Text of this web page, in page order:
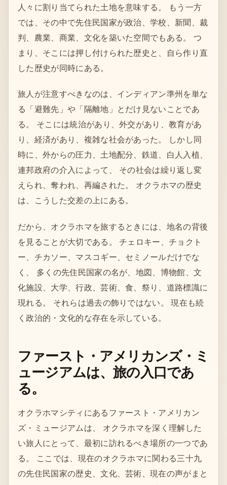
人々に割り当てられた土地を意味する。 もう一方
では、その中で先住民国家が政治、学校、新聞、裁
判、農業、商業、文化を築いた空間でもある。 つ
まり、そこには押し付けられた歴史と、自ら作り直
した歴史が同時にある。
旅人が注意すべきなのは、インディアン準州を単な
る「避難先」や「隔離地」とだけ見ないことであ
る。 そこには統治があり、外交があり、教育があ
り、経済があり、複雑な社会があった。 しかし同
時に、外からの圧力、土地配分、鉄道、白人入植、
連邦政府の介入によって、 その社会は繰り返し変
えられ、奪われ、再編された。 オクラホマの歴史
は、こうした交差の上にある。
だから、オクラホマを旅するときには、地名の背後
を見ることが大切である。 チェロキー、チョクト
ー、チカソー、マスコギー、セミノールだけでな
く、 多くの先住民国家の名が、地図、博物館、文
化施設、大学、行政、芸術、食、祭り、道路標識に
現れる。 それらは過去の飾りではない。 現在も続
く政治的・文化的な存在を示している。
ファースト・アメリカンズ・ミ
ュージアムは、旅の入口であ
る。
オクラホマシティにあるファースト・アメリカン
ズ・ミュージアムは、 オクラホマを深く理解した
い旅人にとって、最初に訪れるべき場所の一つであ
る。 ここでは、現在のオクラホマに関わる三十九
の先住民国家の歴史、文化、芸術、現在の声がまと